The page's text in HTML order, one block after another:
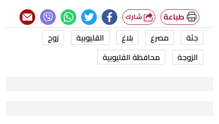
طباعة
جثة مصرع بلاغ القليوبية
زوج
الزوجة
محافظة القليوبية